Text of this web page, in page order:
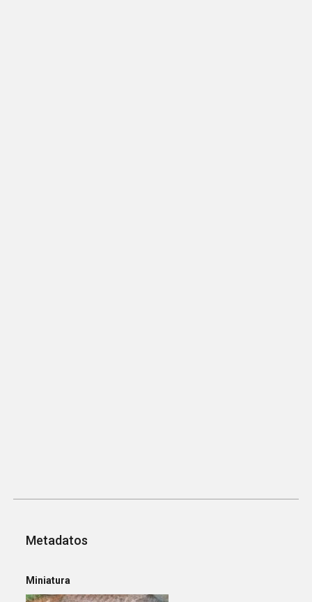
Metadatos
Miniatura